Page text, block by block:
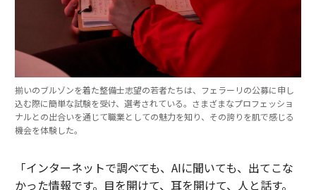
揃いのブルゾンを着た整備士志望の若者たちは、フェラーリの公募に申し
込む際に簡単な試験を受け、選考されている。さまざまなプロフェッショ
ナルとの出合いを通じて職業としての魅力を知り、その誇りを肌で感じる
機会を体験した。
「インターネットで調べても、AIに聞いても、出てこな
かった情報です。目を開けて、耳を開けて、人と話す。